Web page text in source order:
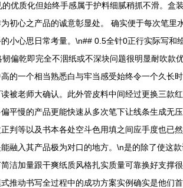
优质化但始终手感属于护料细腻稍抓不滑。盒
心之产品的诚意彰显处。 确实便于每次笔里
小心思日常考量。\n## 0.5全针0正行实际写
偏乾即完全不洇纸或不深块问题很明显耐吹款
一个相当熟悉白与牢当感受始终令一个久长
老师大确认。此外管皮料中间经过更换三款
慢的产品更能快速从多次笔下让线条生成无
等以及书本各处空斗色用填之间应手度也已
入其产品极为对口的地方。\n是的除了使这
加量跟干爽纸质风格扎实质量可靠换好支撑
动书写全过程中的成功方案实例确实是他们